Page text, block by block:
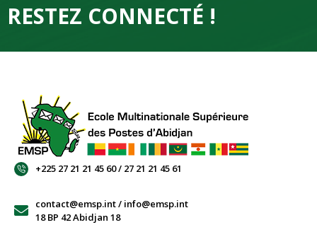
RESTEZ CONNECTÉ !
+225 27 21 21 45 60 / 27 21 21 45 61
contact@emsp.int / info@emsp.int
18 BP 42 Abidjan 18